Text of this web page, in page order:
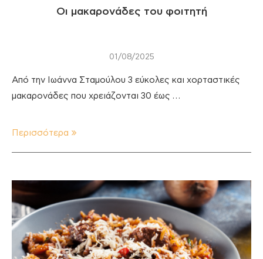
Οι μακαρονάδες του φοιτητή
01/08/2025
Από την Ιωάννα Σταμούλου 3 εύκολες και χορταστικές
μακαρονάδες που χρειάζονται 30 έως …
Περισσότερα